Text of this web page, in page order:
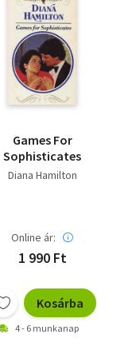
Games For
Sophisticates
Diana Hamilton
Online ár:
1 990 Ft
Kosárba
4 - 6 munkanap